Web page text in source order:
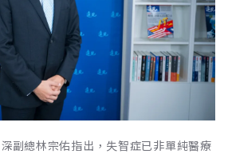
副總林宗佑指出，失智症已非單純醫療